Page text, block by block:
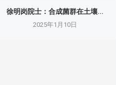
徐明岗院士：​合成菌群在土壤...
2025年1月10日